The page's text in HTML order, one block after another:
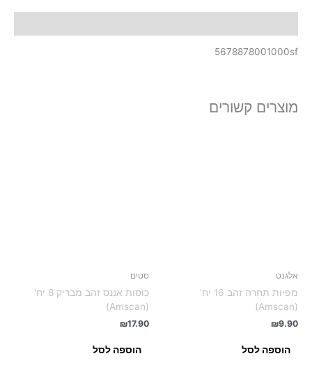
5678878001000sf
מוצרים קשורים
אלגנט
מפיות תחרה זהב 16 יח'
(Amscan)
₪9.90
הוספה לסל
סטים
כוסות אננס זהב מבריק 8 יח'
(Amscan)
₪17.90
הוספה לסל